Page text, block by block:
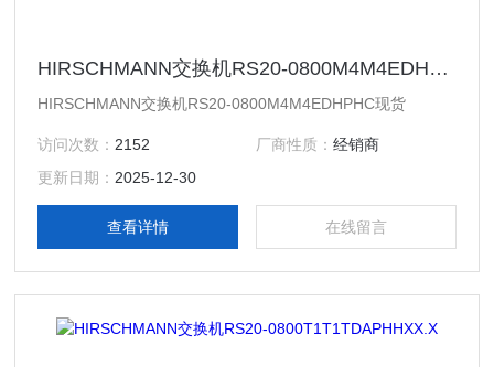
HIRSCHMANN交换机RS20-0800M4M4EDHPHC现货
HIRSCHMANN交换机RS20-0800M4M4EDHPHC现货
访问次数： 2152 厂商性质： 经销商
更新日期： 2025-12-30
查看详情 在线留言